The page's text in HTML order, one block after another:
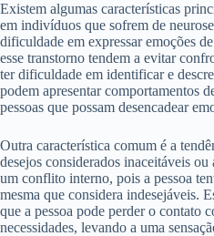
Existem algumas características
em indivíduos que sofrem de
dificuldade em expressar emoções
esse transtorno tendem a evitar
ter dificuldade em identificar e
podem apresentar comportamentos
pessoas que possam desencadear
Outra característica comum é a
desejos considerados inaceitáveis
um conflito interno, pois a pessoa
mesma que considera indesejáveis.
que a pessoa pode perder o contato
necessidades, levando a uma